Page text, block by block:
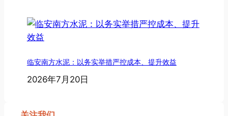
临安南方水泥：以务实举措严控成本、提升效益
2026年7月20日